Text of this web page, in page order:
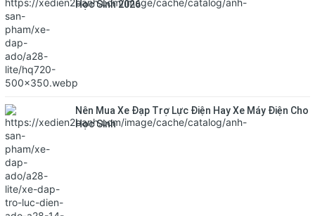
Học Sinh 2026
Nên Mua Xe Đạp Trợ Lực Điện Hay Xe Máy Điện Cho
Học Sinh